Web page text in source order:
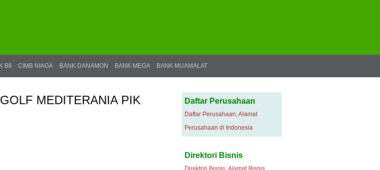
BII CIMB NIAGA BANK DANAMON BANK MEGA BANK MUAMALAT
MEDITERANIA PIK Daftar Perusahaan
Daftar Perusahaan, Alamat
Perusahaan di Indonesia
Direktori Bisnis
Direktori Bisnis, Alamat Bisnis